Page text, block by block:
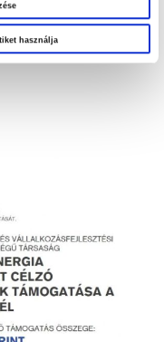
használjatisztításának